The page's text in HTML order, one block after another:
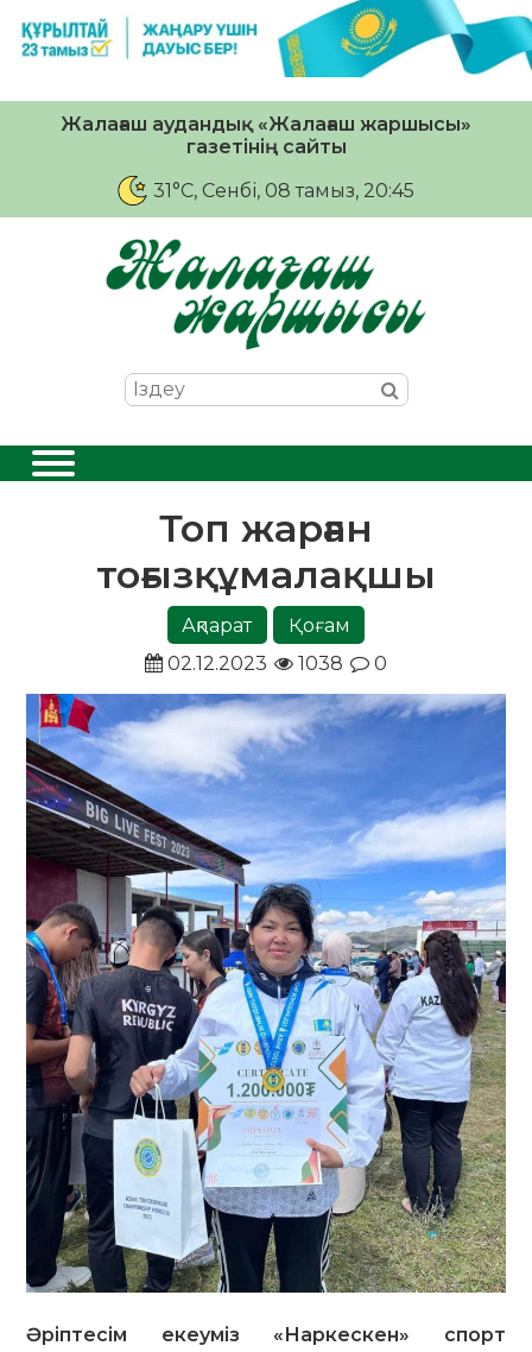
Жалағаш аудандық «Жалағаш жаршысы»
газетінің сайты
31°C, Сенбі, 08 тамыз, 20:45
Топ жарған
тоғызқұмалақшы
Ақпарат
Қоғам
02.12.2023
1038 0
Әріптесім екеуміз «Наркескен» спорт